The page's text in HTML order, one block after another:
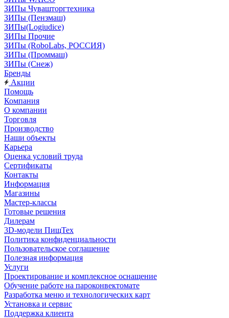
ЗИПы Чувашторгтехника
ЗИПы (Пензмаш)
ЗИПы(Logiudice)
ЗИПы Прочие
ЗИПы (RoboLabs, РОССИЯ)
ЗИПы (Проммаш)
ЗИПы (Снеж)
Бренды
Акции
Помощь
Компания
О компании
Торговля
Производство
Наши объекты
Карьера
Оценка условий труда
Сертификаты
Контакты
Информация
Магазины
Мастер-классы
Готовые решения
Дилерам
3D-модели ПищТех
Политика конфиденциальности
Пользовательское соглашение
Полезная информация
Услуги
Проектирование и комплексное оснащение
Обучение работе на пароконвектомате
Разработка меню и технологических карт
Установка и сервис
Поддержка клиента